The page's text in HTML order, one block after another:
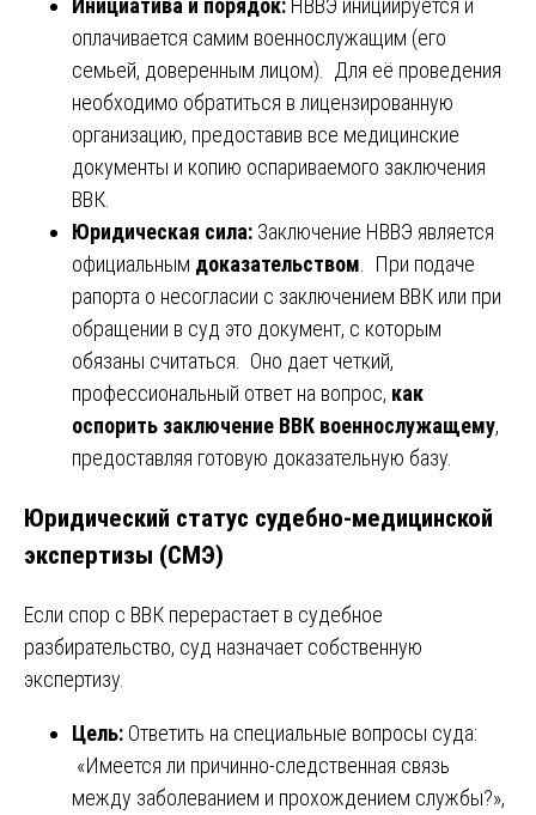
Инициатива и порядок: НВВЭ инициируется и
оплачивается самим военнослужащим (его
семьей, доверенным лицом). Для её проведения
необходимо обратиться в лицензированную
организацию, предоставив все медицинские
документы и копию оспариваемого заключения
ВВК.
Юридическая сила: Заключение НВВЭ является
официальным доказательством . При подаче
рапорта о несогласии с заключением ВВК или при
обращении в суд это документ, с которым
обязаны считаться. Оно дает четкий,
профессиональный ответ на вопрос, как
оспорить заключение ВВК военнослужащему,
предоставляя готовую доказательную базу.
Юридический статус судебно-медицинской
экспертизы (СМЭ)
Если спор с ВВК перерастает в судебное
разбирательство, суд назначает собственную
экспертизу.
Цель: Ответить на специальные вопросы суда:
«Имеется ли причинно-следственная связь
между заболеванием и прохождением службы?»,